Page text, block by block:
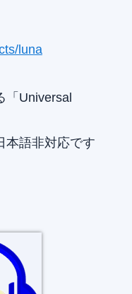
luna
「Universal
本語非対応です